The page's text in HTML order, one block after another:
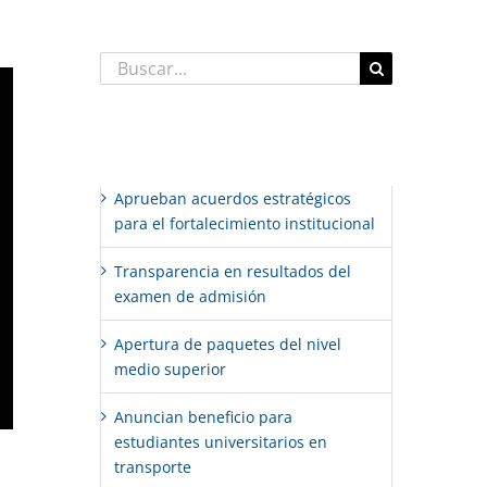
Buscar:
Aprueban acuerdos estratégicos
para el fortalecimiento institucional
Transparencia en resultados del
examen de admisión
Apertura de paquetes del nivel
medio superior
Anuncian beneficio para
estudiantes universitarios en
transporte